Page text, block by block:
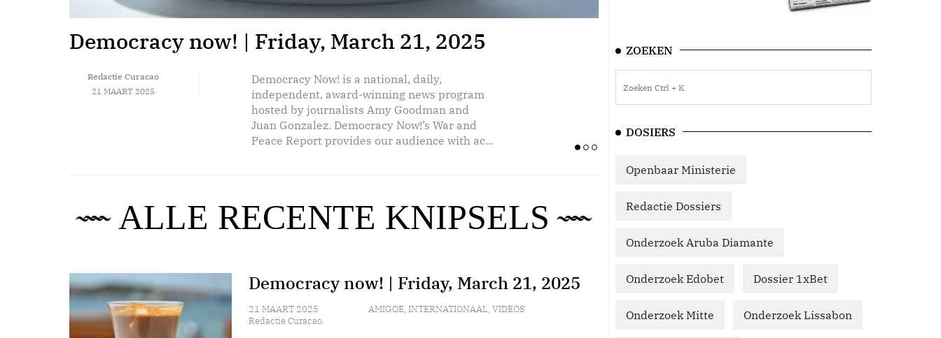
Democracy now! | Friday, March 21, 2025
Redactie Curacao
21 MAART 2025
Democracy Now! is a national, daily,
independent, award-winning news program
hosted by journalists Amy Goodman and
Juan Gonzalez. Democracy Now!’s War and
Peace Report provides our audience with ac...
Democracy now! | Thursday, March 20, 2025
Redactie Curacao
20 MAART 2025
Democracy Now! is a national, daily,
independent, award-winning news program
hosted by journalists Amy Goodman and
Juan Gonzalez. Democracy Now!’s War and
Peace Report provides our audience with ac...
Extra | Journaal 20 maart 2025
20 MAART 2025
ALLE RECENTE KNIPSELS
Democracy now! | Friday, March 21, 2025
21 MAART 2025
Redactie Curacao
AMIGOE, INTERNATIONAAL, VIDEOS
ZOEKEN
DOSIERS
Openbaar Ministerie
Redactie Dossiers
Onderzoek Aruba Diamante
Onderzoek Edobet Dossier 1xBet
Onderzoek Mitte Onderzoek Lissabon